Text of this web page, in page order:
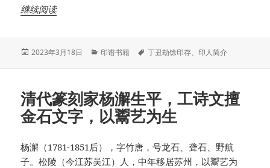
继续阅读
发
2023年3月18日
分
印谱书籍
标
丁丑劫馀印存、 印人简介
清代篆刻家杨澥生平，工诗文擅
金石文字，以鬻艺为生
杨澥（1781-1851后），字竹唐，号龙石、聋石、野航
子。松陵（今江苏吴江）人，中年移居苏州，以鬻艺为